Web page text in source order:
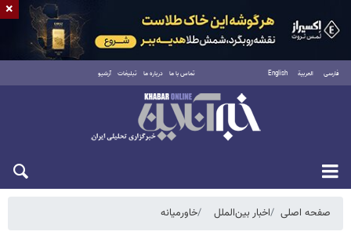
فارسی العربية English تماس با ما درباره ما تبلیغات آرشیو
جمعه ۱۶ مرداد ۱۴۰۵
صفحه اصلی اخبار بین‌الملل خاورمیانه
×